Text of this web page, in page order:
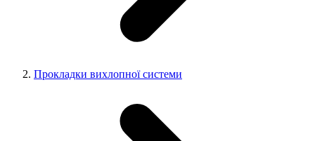
Прокладки вихлопної системи